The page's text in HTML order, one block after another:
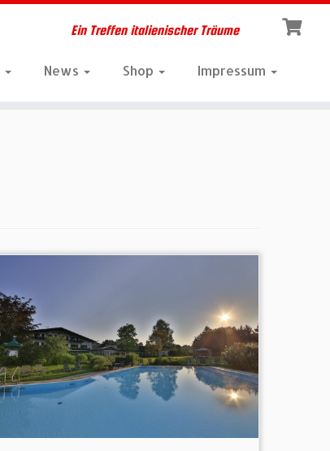
Ein Treffen italienischer Träume
News Shop Impressum